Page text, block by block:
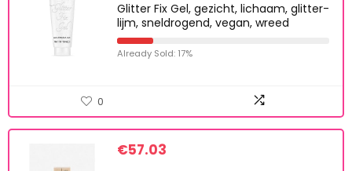
Glitter Fix Gel, gezicht, lichaam, glitter-
lijm, sneldrogend, vegan, wreed
Already Sold: 17%
0
€57.03